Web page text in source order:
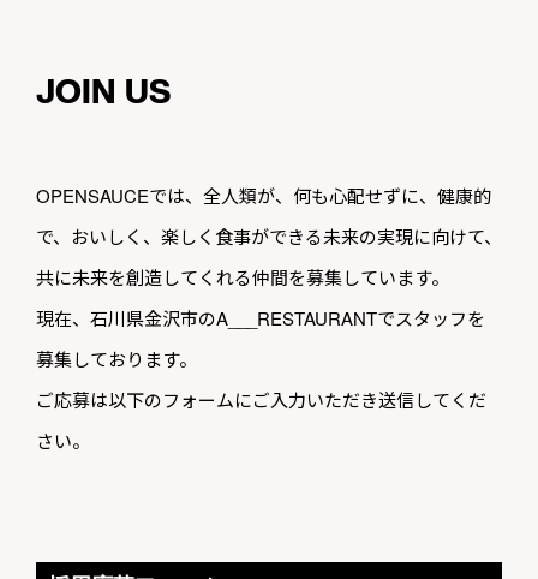
JOIN US
OPENSAUCEでは、全人類が、何も心配せずに、健康的
で、おいしく、楽しく食事ができる未来の実現に向けて、
共に未来を創造してくれる仲間を募集しています。
現在、石川県金沢市のA___RESTAURANTでスタッフを
募集しております。
ご応募は以下のフォームにご入力いただき送信してくだ
さい。